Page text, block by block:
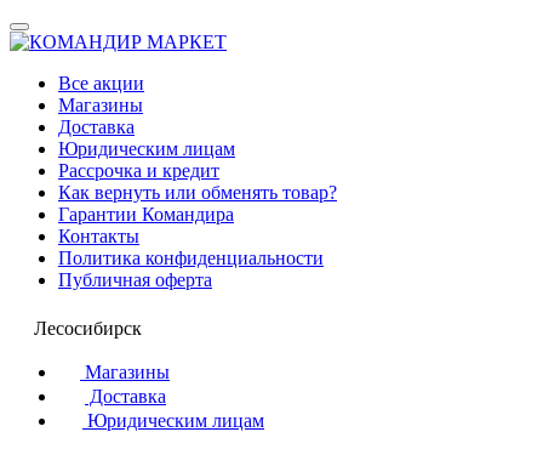
Все акции
Магазины
Доставка
Юридическим лицам
Рассрочка и кредит
Как вернуть или обменять товар?
Гарантии Командира
Контакты
Политика конфиденциальности
Публичная оферта
Лесосибирск
Магазины
Доставка
Юридическим лицам